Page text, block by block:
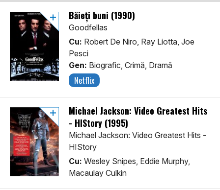
Băieți buni (1990)
Goodfellas
Cu: Robert De Niro, Ray Liotta, Joe
Pesci
Gen: Biografic, Crimă, Dramă
Netflix
Michael Jackson: Video Greatest Hits
- HIStory (1995)
Michael Jackson: Video Greatest Hits -
HIStory
Cu: Wesley Snipes, Eddie Murphy,
Macaulay Culkin